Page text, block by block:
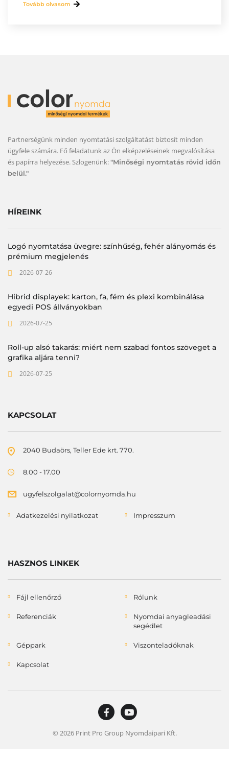
Tovább olvasom
Partnerségünk minden nyomtatási szolgáltatást biztosít minden
ügyfele számára. Fő feladatunk az Ön elképzeléseinek megvalósítása
és papírra helyezése. Szlogenünk:"Minőségi nyomtatás rövid időn
belül."
HÍREINK
Logó nyomtatása üvegre: színhűség, fehér alányomás és
prémium megjelenés
2026-07-26
Hibrid displayek: karton, fa, fém és plexi kombinálása
egyedi POS állványokban
2026-07-25
Roll-up alsó takarás: miért nem szabad fontos szöveget a
grafika aljára tenni?
2026-07-25
KAPCSOLAT
2040 Budaörs, Teller Ede krt. 770.
8.00 - 17.00
ugyfelszolgalat@colornyomda.hu
Adatkezelési nyilatkozat Impresszum
HASZNOS LINKEK
Fájl ellenőrző Rólunk
Referenciák
Nyomdai anyagleadási
segédlet
Géppark Viszonteladóknak
Kapcsolat
© 2026 Print Pro Group Nyomdaipari Kft.